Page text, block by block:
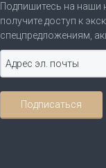
Подпишитесь на наши
получите доступ к
спецпредложениям,